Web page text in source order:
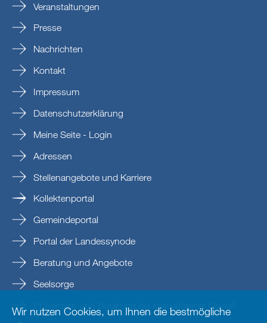
Veranstaltungen
Presse
Nachrichten
Kontakt
Impressum
Datenschutzerklärung
Meine Seite - Login
Adressen
Stellenangebote und Karriere
Kollektenportal
Gemeindeportal
Portal der Landessynode
Beratung und Angebote
Seelsorge
Prävention und Beratung bei sexualisierter Gewalt
Wir nutzen Cookies, um Ihnen die bestmögliche